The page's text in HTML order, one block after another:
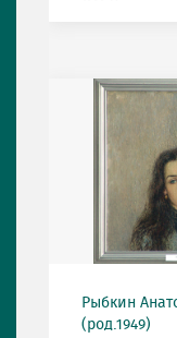
Рыбкин
(род.1949)